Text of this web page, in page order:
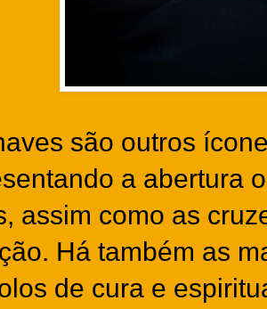
são outros
a abertura
assim como as
Há também as
de cura e